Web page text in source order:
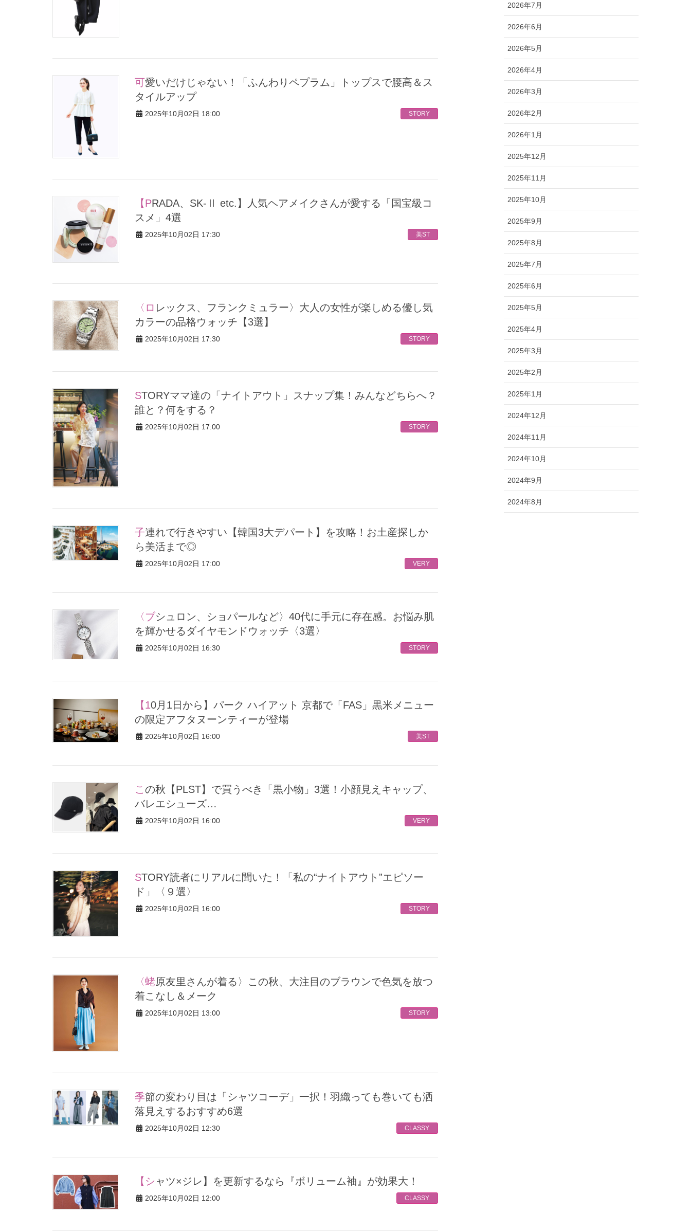
可愛いだけじゃない！「ふんわりペプラム」トップスで腰高＆ス
タイルアップ
2025年10月02日 18:00 STORY
【PRADA、SK-Ⅱ etc.】人気ヘアメイクさんが愛する「国宝級コ
スメ」4選
2025年10月02日 17:30 美ST
〈ロレックス、フランクミュラー〉大人の女性が楽しめる優し気
カラーの品格ウォッチ【3選】
2025年10月02日 17:30 STORY
STORYママ達の「ナイトアウト」スナップ集！みんなどちらへ？
誰と？何をする？
2025年10月02日 17:00 STORY
子連れで行きやすい【韓国3大デパート】を攻略！お土産探しか
ら美活まで◎
2025年10月02日 17:00 VERY
〈ブシュロン、ショパールなど〉40代に手元に存在感。お悩み肌
を輝かせるダイヤモンドウォッチ〈3選〉
2025年10月02日 16:30 STORY
【10月1日から】パーク ハイアット 京都で「FAS」黒米メニュー
の限定アフタヌーンティーが登場
2025年10月02日 16:00 美ST
この秋【PLST】で買うべき「黒小物」3選！小顔見えキャップ、
バレエシューズ…
2025年10月02日 16:00 VERY
STORY読者にリアルに聞いた！「私の“ナイトアウト”エピソー
ド」〈９選〉
2025年10月02日 16:00 STORY
〈蛯原友里さんが着る〉この秋、大注目のブラウンで色気を放つ
着こなし＆メーク
2025年10月02日 13:00 STORY
季節の変わり目は「シャツコーデ」一択！羽織っても巻いても洒
落見えするおすすめ6選
2025年10月02日 12:30 CLASSY.
【シャツ×ジレ】を更新するなら『ボリューム袖』が効果大！
2025年10月02日 12:00 CLASSY.
2026年7月
2026年6月
2026年5月
2026年4月
2026年3月
2026年2月
2026年1月
2025年12月
2025年11月
2025年10月
2025年9月
2025年8月
2025年7月
2025年6月
2025年5月
2025年4月
2025年3月
2025年2月
2025年1月
2024年12月
2024年11月
2024年10月
2024年9月
2024年8月